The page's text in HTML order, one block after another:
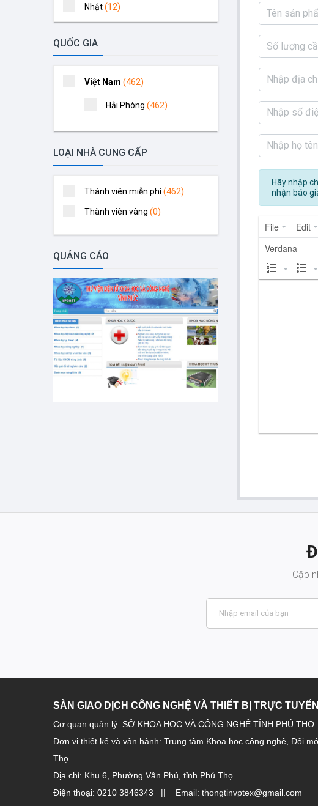
Nhật(12)
Thái Lan
Mỹ(46)
Trung Quốc(50)
Việt Nam(142)
QUỐC GIA
Việt Nam (462)
Hải Phòng (462)
LOẠI NHÀ CUNG CẤP
Thành viên miễn phí(462)
Thành viên vàng (0)
QUẢNG CÁO
Hãy nhập
nhận báo
File Edit
Verdana
Cập
SÀN GIAO DỊCH CÔNG NGHỆ VÀ THIẾT BỊ TRỰC
Cơ quan quản lý: SỞ KHOA HỌC VÀ CÔNG NGHỆ TỈNH PHÚ THỌ
Đơn vị thiết kế và vận hành: Trung tâm Khoa học công nghệ, Đổi
Thọ
Địa chỉ: Khu 6, Phường Vân Phú, tỉnh Phú Thọ
Điện thoại: 0210 3846343 || Email: thongtinvptex@gmail.com